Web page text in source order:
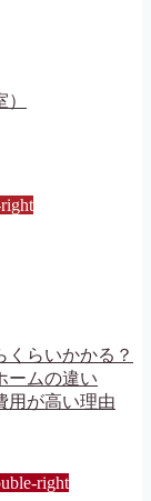
らいかかる？
ームの違い
が高い理由
right